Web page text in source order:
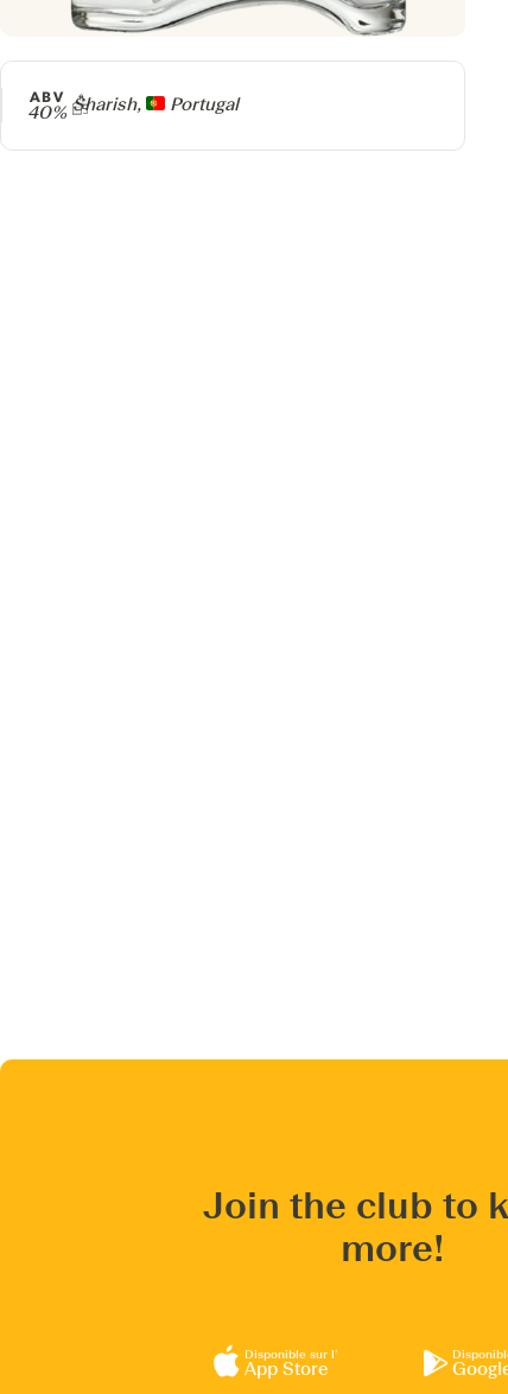
Producteur
Sharish, Portugal
ABV
40%
Join the club to
more!
Disponible sur l’
App Store